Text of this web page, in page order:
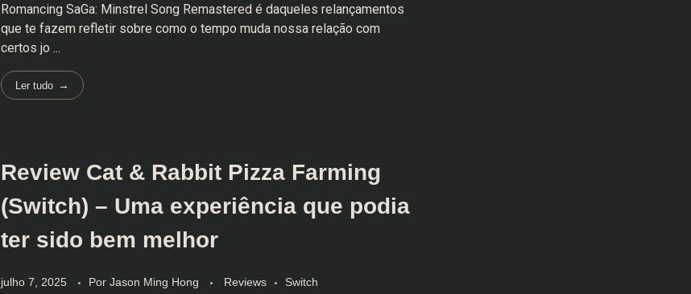
Romancing SaGa: Minstrel Song Remastered é daqueles relançamentos
que te fazem refletir sobre como o tempo muda nossa relação com
certos jo ...
Ler tudo
Review Cat & Rabbit Pizza Farming
(Switch) – Uma experiência que podia
ter sido bem melhor
julho 7, 2025 Por Jason Ming Hong Reviews Switch